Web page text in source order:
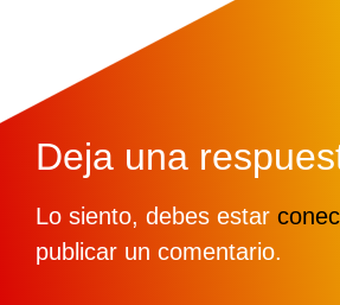
Deja una
Lo siento, debes estar
publicar un comentario.